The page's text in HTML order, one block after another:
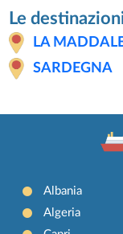
Le
LA
SARDEGNA
Albania
Algeria